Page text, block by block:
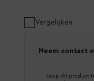
Vergelijken
Neem contact
Koop dit product